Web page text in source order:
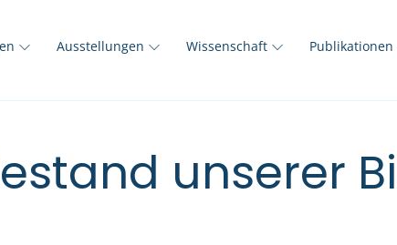
Ausstellungen Wissenschaft Publikationen
unserer